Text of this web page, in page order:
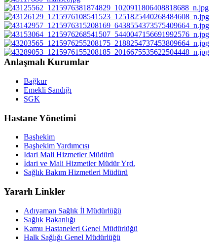
Anlaşmalı Kurumlar
Bağkur
Emekli Sandığı
SGK
Hastane Yönetimi
Başhekim
Başhekim Yardımcısı
Idari Mali Hizmetler Müdürü
İdari ve Mali Hizmetler Müdür Yrd.
Sağlık Bakım Hizmetleri Müdürü
Yararlı Linkler
Adıyaman Sağlık İl Müdürlüğü
Sağlık Bakanlığı
Kamu Hastaneleri Genel Müdürlüğü
Halk Sağlığı Genel Müdürlüğü